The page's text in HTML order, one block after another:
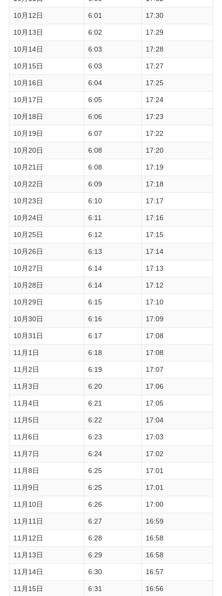
10月12日 6:01 17:30
10月13日 6:02 17:29
10月14日 6:03 17:28
10月15日 6:03 17:27
10月16日 6:04 17:25
10月17日 6:05 17:24
10月18日 6:06 17:23
10月19日 6:07 17:22
10月20日 6:08 17:20
10月21日 6:08 17:19
10月22日 6:09 17:18
10月23日 6:10 17:17
10月24日 6:11 17:16
10月25日 6:12 17:15
10月26日 6:13 17:14
10月27日 6:14 17:13
10月28日 6:14 17:12
10月29日 6:15 17:10
10月30日 6:16 17:09
10月31日 6:17 17:08
11月1日 6:18 17:08
11月2日 6:19 17:07
11月3日 6:20 17:06
11月4日 6:21 17:05
11月5日 6:22 17:04
11月6日 6:23 17:03
11月7日 6:24 17:02
11月8日 6:25 17:01
11月9日 6:25 17:01
11月10日 6:26 17:00
11月11日 6:27 16:59
11月12日 6:28 16:58
11月13日 6:29 16:58
11月14日 6:30 16:57
11月15日 6:31 16:56